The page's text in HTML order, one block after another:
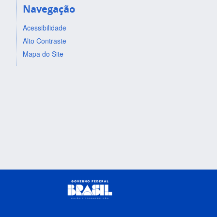
Navegação
Acessibilidade
Alto Contraste
Mapa do Site